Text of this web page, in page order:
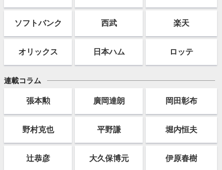
ソフトバンク 西武 楽天
オリックス 日本ハム ロッテ
連載コラム
張本勲 廣岡達朗 岡田彰布
野村克也 平野謙 堀内恒夫
辻恭彦 大久保博元 伊原春樹